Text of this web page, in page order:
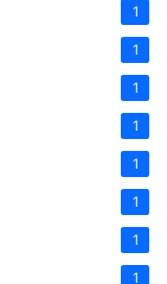
1
1
1
1
1
1
1
1